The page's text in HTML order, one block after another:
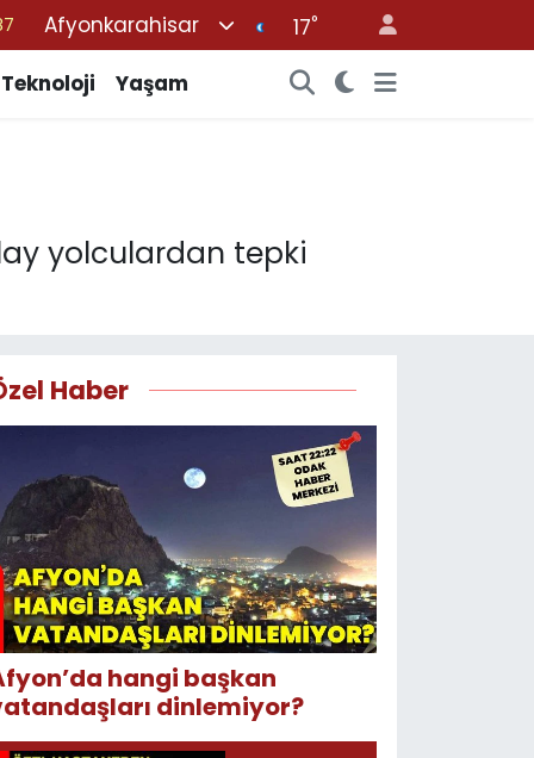
Afyonkarahisar 17°
Teknoloji Yaşam
yolculardan tepki
Haber
hangi başkan
dinlemiyor?